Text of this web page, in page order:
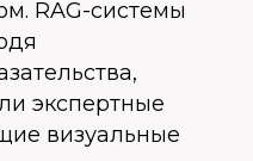
RAG-системы
экспертные
визуальные